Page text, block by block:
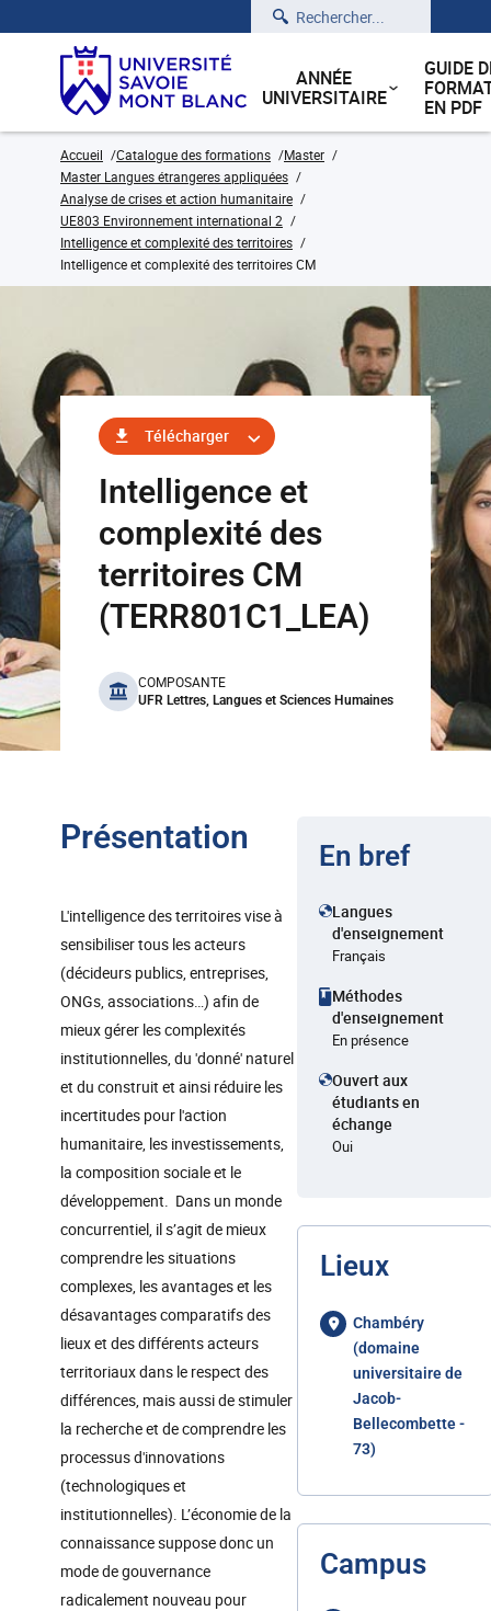
Rechercher
ANNÉE
UNIVERSITAIRE
GUIDE
EN PDF
Accueil Catalogue des formations
Master
Master Langues étrangeres appliquées
Analyse de crises et action humanitaire
UE803 Environnement international 2
Intelligence et complexité des territoires
Intelligence et complexité des territoires CM
Télécharger
Intelligence et
complexité des
territoires CM
(TERR801C1_LEA)
benefits
COMPOSANTE
UFR Lettres, Langues et Sciences Humaines
Présentation
L'intelligence des territoires vise à
sensibiliser tous les acteurs
(décideurs publics, entreprises,
ONGs, associations…) afin de
mieux gérer les complexités
institutionnelles, du 'donné' naturel
et du construit et ainsi réduire les
incertitudes pour l'action
humanitaire, les investissements,
la composition sociale et le
développement. Dans un monde
concurrentiel, il s’agit de mieux
comprendre les situations
complexes, les avantages et les
désavantages comparatifs des
lieux et des différents acteurs
territoriaux dans le respect des
différences, mais aussi de stimuler
la recherche et de comprendre les
processus d'innovations
(technologiques et
institutionnelles). L’économie de la
connaissance suppose donc un
mode de gouvernance
radicalement nouveau pour
En bref
Langues
d'enseignement
Français
Méthodes
d'enseignement
En présence
Ouvert aux
étudiants en
échange
Oui
Lieux
Chambéry
(domaine
universitaire de
Jacob-
Bellecombette -
73)
Campus